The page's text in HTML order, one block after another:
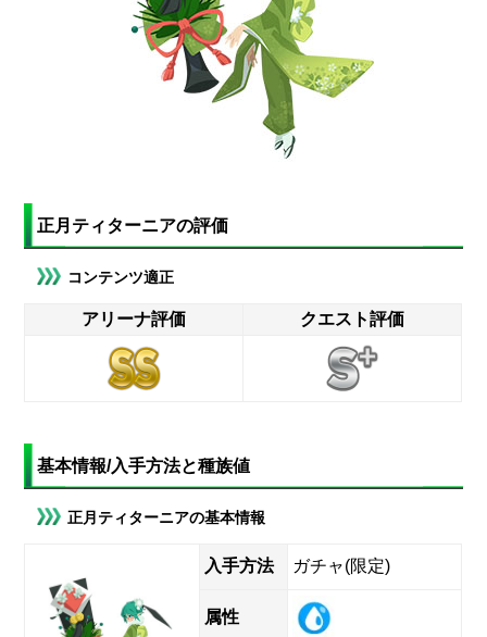
正月ティターニアの評価
コンテンツ適正
アリーナ評価 クエスト評価
基本情報/入手方法と種族値
正月ティターニアの基本情報
入手方法 ガチャ(限定)
属性